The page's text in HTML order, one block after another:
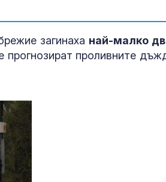
загинаха най-малко
прогнозират проливните